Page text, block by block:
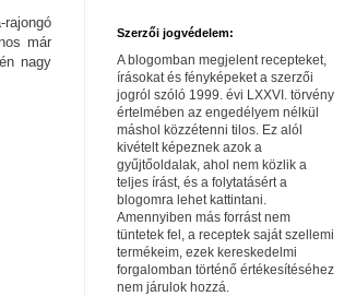
már
nagy
Szerzői jogvédelem:
A blogomban megjelent recepteket,
írásokat és fényképeket a szerzői
jogról szóló 1999. évi LXXVI. törvény
értelmében az engedélyem nélkül
máshol közzétenni tilos. Ez alól
kivételt képeznek azok a
gyűjtőoldalak, ahol nem közlik a
teljes írást, és a folytatásért a
blogomra lehet kattintani.
Amennyiben más forrást nem
tüntetek fel, a receptek saját szellemi
termékeim, ezek kereskedelmi
forgalomban történő értékesítéséhez
nem járulok hozzá.